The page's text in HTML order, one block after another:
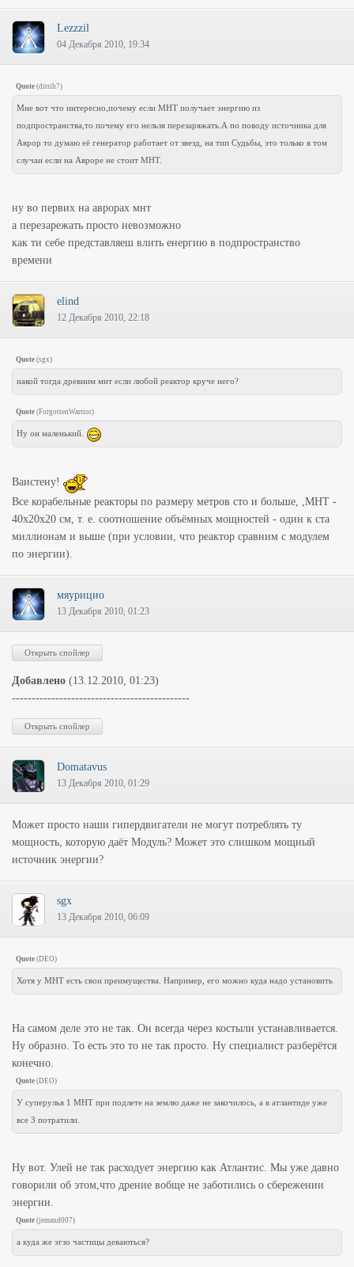
Lezzzil
04 Декабря 2010, 19:34
Quote (ditrih7)
Мне вот что интересно,почему если МНТ получает энергию из
подпространства,то почему его нельзя перезаряжать.А по поводу источника для
Аврор то думаю её генератор работает от звезд, на тип Судьбы, это только в том
случаи если на Авроре не стоит МНТ.
ну во первих на аврорах мнт
а перезарежать просто невозможно
как ти себе представляеш влить енергию в подпространство
времени
elind
12 Декабря 2010, 22:18
Quote (sgx)
накой тогда древним мнт если любой реактор круче него?
Quote (ForgottenWarrior)
Ну он маленький.
Ваистену!
Все корабельные реакторы по размеру метров сто и больше, ,МНТ -
40х20х20 см, т. е. соотношение объёмных мощностей - один к ста
миллионам и выше (при условии, что реактор сравним с модулем
по энергии).
мяурицио
13 Декабря 2010, 01:23
Добавлено (13.12.2010, 01:23)
---------------------------------------------
Domatavus
13 Декабря 2010, 01:29
Может просто наши гипердвигатели не могут потреблять ту
мощность, которую даёт Модуль? Может это слишком мощный
источник энергии?
sgx
13 Декабря 2010, 06:09
Quote (DEO)
Хотя у МНТ есть свои преимущества. Например, его можно куда надо установить
На самом деле это не так. Он всегда через костыли устанавливается.
Ну образно. То есть это то не так просто. Ну специалист разберётся
конечно.
Quote (DEO)
У суперулья 1 МНТ при подлете на землю даже не закочилось, а в атлантиде уже
все 3 потратили.
Ну вот. Улей не так расходует энергию как Атлантис. Мы уже давно
говорили об этом,что дрение вобще не заботились о сбережении
энергии.
Quote (jemand007)
а куда же эгзо частицы деваються?